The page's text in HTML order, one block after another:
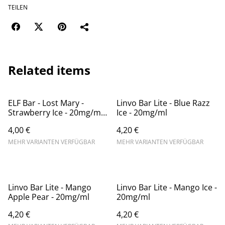
TEILEN
Related items
ELF Bar - Lost Mary -
Strawberry Ice - 20mg/ml
Steuerware
4,00 €
MEHR VARIANTEN VERFÜGBAR
Linvo Bar Lite - Blue Razz
Ice - 20mg/ml
4,20 €
MEHR VARIANTEN VERFÜGBAR
Linvo Bar Lite - Mango
Apple Pear - 20mg/ml
4,20 €
Linvo Bar Lite - Mango Ice -
20mg/ml
4,20 €